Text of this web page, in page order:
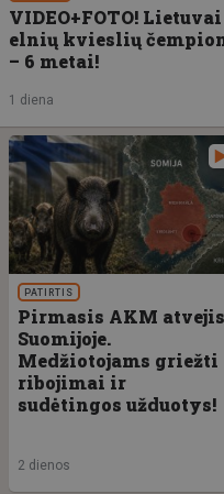
VIDEO+FOTO!
elnių kvieslių
– 6 metai!
1 diena
PATIRTIS
Pirmasis AKM atvejis
Suomijoje.
Medžiotojams griežti
ribojimai ir
sudėtingos užduotys!
2 dienos